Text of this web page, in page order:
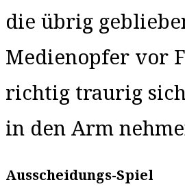
die übrig
Medienopfer vor
richtig traurig
in den Arm
Ausscheidungs-Spiel